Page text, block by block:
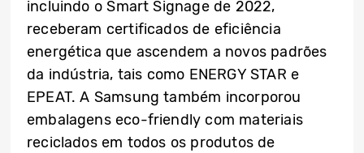
incluindo o Smart Signage de 2022,
receberam certificados de eficiência
energética que ascendem a novos padrões
da indústria, tais como ENERGY STAR e
EPEAT. A Samsung também incorporou
embalagens eco-friendly com materiais
reciclados em todos os produtos de